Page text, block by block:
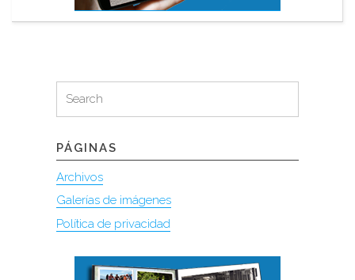
for:
Search
PÁGINAS
Archivos
Galerías de imágenes
Política de privacidad